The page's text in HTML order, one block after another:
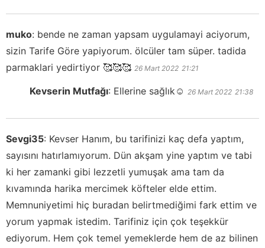
muko: bende ne zaman yapsam uygulamayi aciyorum,
sizin Tarife Göre yapiyorum. ölcüler tam süper. tadida
parmaklari yedirtiyor 🥰🥰🥰 26 Mart 2022 21:21
Kevserin Mutfağı: Ellerine sağlık☺️ 26 Mart 2022 21:38
Sevgi35: Kevser Hanım, bu tarifinizi kaç defa yaptım,
sayısını hatırlamıyorum. Dün akşam yine yaptım ve tabi
ki her zamanki gibi lezzetli yumuşak ama tam da
kıvamında harika mercimek köfteler elde ettim.
Memnuniyetimi hiç buradan belirtmediğimi fark ettim ve
yorum yapmak istedim. Tarifiniz için çok teşekkür
ediyorum. Hem çok temel yemeklerde hem de az bilinen